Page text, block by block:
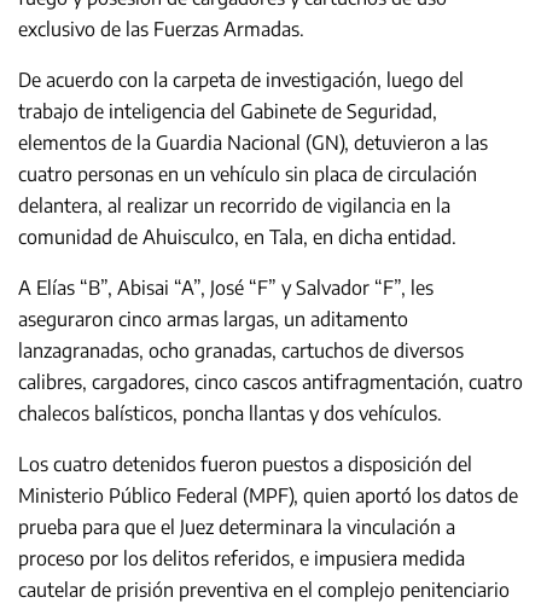
exclusivo de las Fuerzas Armadas.
De acuerdo con la carpeta de investigación, luego del
trabajo de inteligencia del Gabinete de Seguridad,
elementos de la Guardia Nacional (GN), detuvieron a las
cuatro personas en un vehículo sin placa de circulación
delantera, al realizar un recorrido de vigilancia en la
comunidad de Ahuisculco, en Tala, en dicha entidad.
A Elías “B”, Abisai “A”, José “F” y Salvador “F”, les
aseguraron cinco armas largas, un aditamento
lanzagranadas, ocho granadas, cartuchos de diversos
calibres, cargadores, cinco cascos antifragmentación, cuatro
chalecos balísticos, poncha llantas y dos vehículos.
Los cuatro detenidos fueron puestos a disposición del
Ministerio Público Federal (MPF), quien aportó los datos de
prueba para que el Juez determinara la vinculación a
proceso por los delitos referidos, e impusiera medida
cautelar de prisión preventiva en el complejo penitenciario